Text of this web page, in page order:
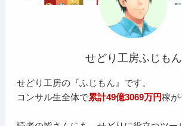
せどり工房ふじもん
せどり工房の『ふじもん』です。
コンサル生全体で累計49億3069万円稼が